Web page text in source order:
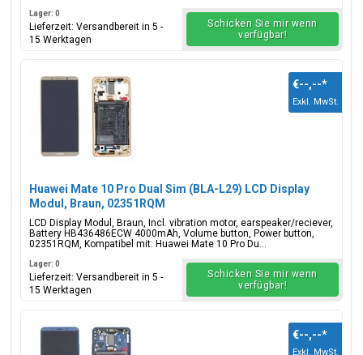
Lager: 0
Lieferzeit: Versandbereit in 5 -
15 Werktagen
Schicken Sie mir wenn
verfügbar!
Huawei Mate 10 Pro Dual Sim (BLA-L29) LCD Display
Modul, Braun, 02351RQM
LCD Display Modul, Braun, Incl. vibration motor, earspeaker/reciever,
Battery HB436486ECW 4000mAh, Volume button, Power button,
02351RQM, Kompatibel mit: Huawei Mate 10 Pro Du...
€--,--*
Exkl. MwSt.
Lager: 0
Lieferzeit: Versandbereit in 5 -
15 Werktagen
Schicken Sie mir wenn
verfügbar!
€--,--*
Exkl. MwSt.